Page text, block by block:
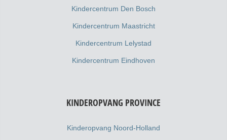
Kindercentrum Den Bosch
Kindercentrum Maastricht
Kindercentrum Lelystad
Kindercentrum Eindhoven
KINDEROPVANG PROVINCE
Kinderopvang Noord-Holland